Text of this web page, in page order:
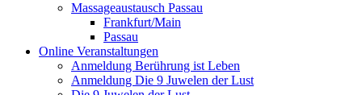
Massageaustausch Passau
Frankfurt/Main
Passau
Online Veranstaltungen
Anmeldung Berührung ist Leben
Anmeldung Die 9 Juwelen der Lust